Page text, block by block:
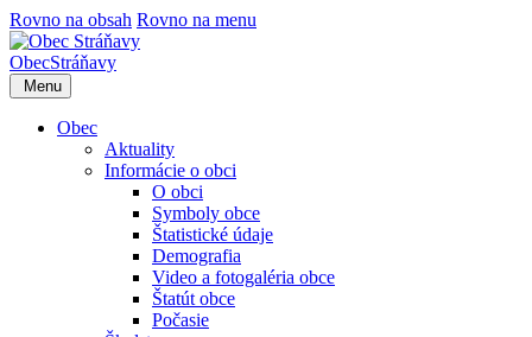
Rovno na obsah Rovno na menu
ObecStráňavy
Menu
Obec
Aktuality
Informácie o obci
O obci
Symboly obce
Štatistické údaje
Demografia
Video a fotogaléria obce
Štatút obce
Počasie